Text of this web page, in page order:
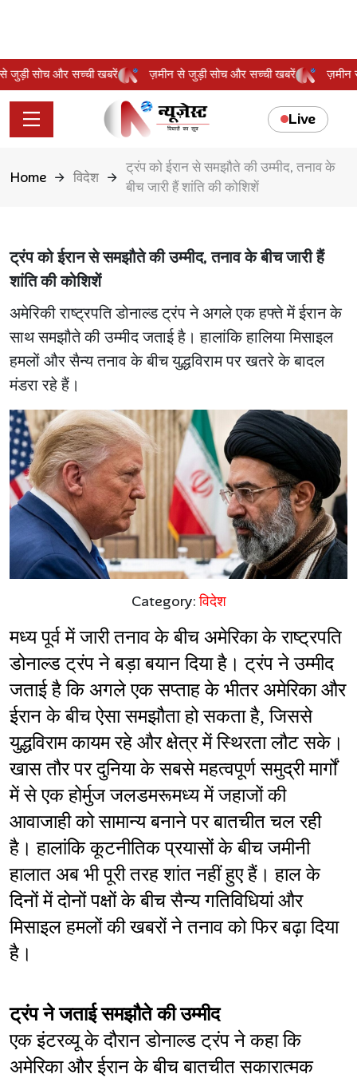
से जुड़ी सोच और सच्ची खबरें ज़मीन से जुड़ी सोच और सच्ची खबरें
Live
Home विदेश
ट्रंप को ईरान से समझौते की उम्मीद, तनाव के
बीच जारी हैं शांति की कोशिशें
ट्रंप को ईरान से समझौते की उम्मीद, तनाव के बीच जारी हैं
शांति की कोशिशें
अमेरिकी राष्ट्रपति डोनाल्ड ट्रंप ने अगले एक हफ्ते में ईरान के
साथ समझौते की उम्मीद जताई है। हालांकि हालिया मिसाइल
हमलों और सैन्य तनाव के बीच युद्धविराम पर खतरे के बादल
मंडरा रहे हैं।
Category:विदेश
मध्य पूर्व में जारी तनाव के बीच अमेरिका के राष्ट्रपति
डोनाल्ड ट्रंप ने बड़ा बयान दिया है। ट्रंप ने उम्मीद
जताई है कि अगले एक सप्ताह के भीतर अमेरिका और
ईरान के बीच ऐसा समझौता हो सकता है, जिससे
युद्धविराम कायम रहे और क्षेत्र में स्थिरता लौट सके।
खास तौर पर दुनिया के सबसे महत्वपूर्ण समुद्री मार्गों
में से एक होर्मुज जलडमरूमध्य में जहाजों की
आवाजाही को सामान्य बनाने पर बातचीत चल रही
है। हालांकि कूटनीतिक प्रयासों के बीच जमीनी
हालात अब भी पूरी तरह शांत नहीं हुए हैं। हाल के
दिनों में दोनों पक्षों के बीच सैन्य गतिविधियां और
मिसाइल हमलों की खबरों ने तनाव को फिर बढ़ा दिया
है।
ट्रंप ने जताई समझौते की उम्मीद
एक इंटरव्यू के दौरान डोनाल्ड ट्रंप ने कहा कि
अमेरिका और ईरान के बीच बातचीत सकारात्मक